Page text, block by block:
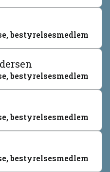
bestyrelsesmedlem
bestyrelsesmedlem
bestyrelsesmedlem
bestyrelsesmedlem